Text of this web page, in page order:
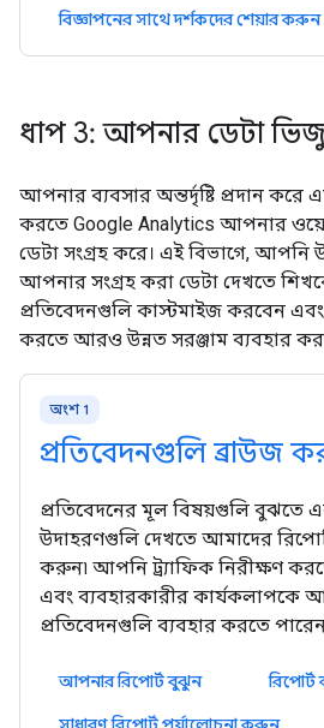
বিজ্ঞাপনের সাথে দর্শকদের শেয়ার করুন
ধাপ 3: আপনার ডেটা
আপনার ব্যবসার অন্তর্দৃষ্টি প্রদান করে
করতে Google Analytics আপনার
ডেটা সংগ্রহ করে। এই বিভাগে, আপনি
আপনার সংগ্রহ করা ডেটা দেখতে
প্রতিবেদনগুলি কাস্টমাইজ করবেন এবং
করতে আরও উন্নত সরঞ্জাম ব্যবহার
অংশ 1
প্রতিবেদনগুলি ব্রাউজ
প্রতিবেদনের মূল বিষয়গুলি বুঝতে
উদাহরণগুলি দেখতে আমাদের
করুন৷ আপনি ট্র্যাফিক নিরীক্ষণ
এবং ব্যবহারকারীর কার্যকলাপকে
প্রতিবেদনগুলি ব্যবহার করতে
আপনার রিপোর্ট বুঝুন